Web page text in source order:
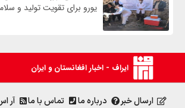
یورو برای تقویت تولید و
ایراف - اخبار افغانستان و ایران
ارسال خبر درباره ما تماس با ما آر